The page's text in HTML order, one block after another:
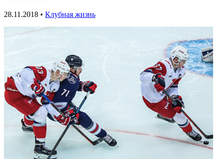
28.11.2018 • Клубная жизнь